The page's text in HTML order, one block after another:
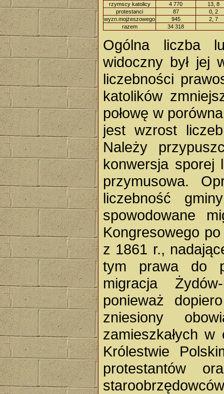
rzymscy katolicy
4 770
13, 8
protestanci
87
0, 2
wyzn.mojżeszowego
945
2, 7
razem
34 318
Ogólna liczba
widoczny był jej
liczebności
katolików
połowę w
jest wzrost
Należy
konwersja sporej
przymusowa.
liczebność
spowodowane
Kongresowego
z 1861 r.,
tym prawa do
migracja
ponieważ
zniesiony
zamieszkałych
Królestwie
protestantów